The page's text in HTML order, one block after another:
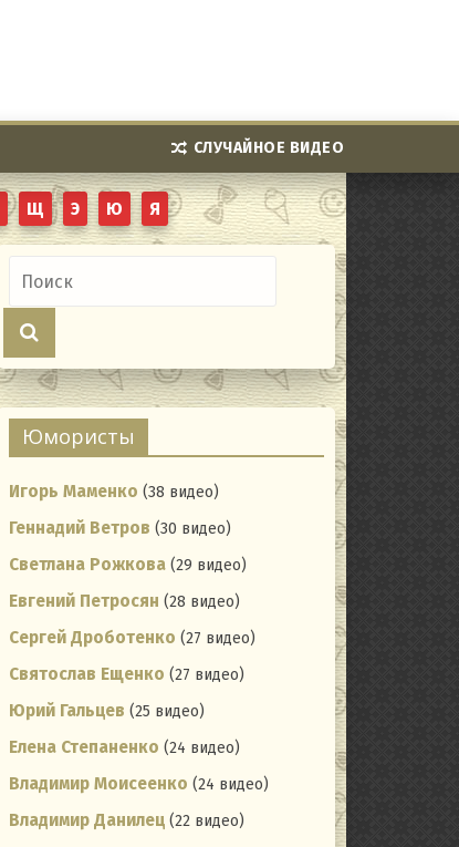
СЛУЧАЙНОЕ ВИДЕО
Щ Э Ю Я
Юмористы
Игорь Маменко (38 видео)
Геннадий Ветров (30 видео)
Светлана Рожкова (29 видео)
Евгений Петросян (28 видео)
Сергей Дроботенко (27 видео)
Святослав Ещенко (27 видео)
Юрий Гальцев (25 видео)
Елена Степаненко (24 видео)
Владимир Моисеенко (24 видео)
Владимир Данилец (22 видео)